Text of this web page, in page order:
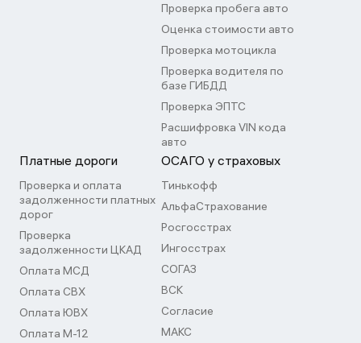
Проверка пробега авто
Оценка стоимости авто
Проверка мотоцикла
Проверка водителя по
базе ГИБДД
Проверка ЭПТС
Расшифровка VIN кода
авто
Платные дороги
Проверка и оплата
задолженности платных
дорог
Проверка
задолженности ЦКАД
Оплата МСД
Оплата СВХ
Оплата ЮВХ
Оплата М-12
ОСАГО у страховых
Тинькофф
АльфаСтрахование
Росгосстрах
Ингосстрах
СОГАЗ
ВСК
Согласие
МАКС